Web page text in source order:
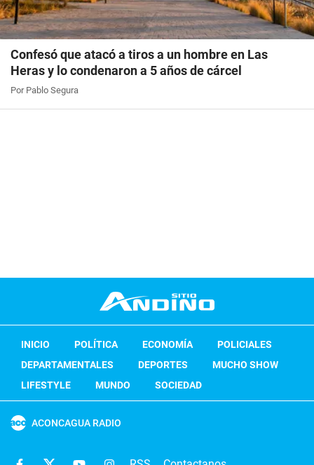
Confesó que atacó a tiros a un hombre en Las
Heras y lo condenaron a 5 años de cárcel
Por Pablo Segura
INICIO POLÍTICA ECONOMÍA
POLICIALES
DEPARTAMENTALES
DEPORTES
MUCHO SHOW
LIFESTYLE
MUNDO SOCIEDAD
ACONCAGUA RADIO